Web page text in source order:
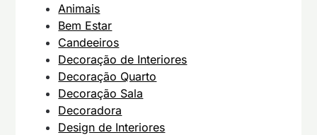
Animais
Bem Estar
Candeeiros
Decoração de Interiores
Decoração Quarto
Decoração Sala
Decoradora
Design de Interiores